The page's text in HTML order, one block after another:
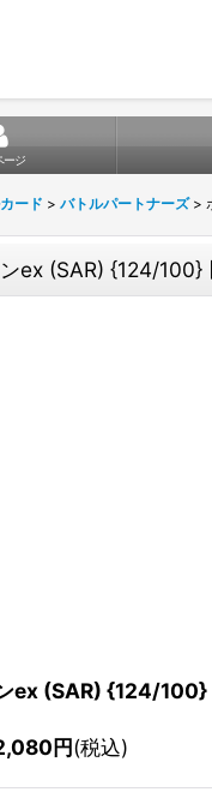
ージ
ード > バトルパートナーズ >
ex (SAR) {124/
ex (SAR) {124/
円(税込)